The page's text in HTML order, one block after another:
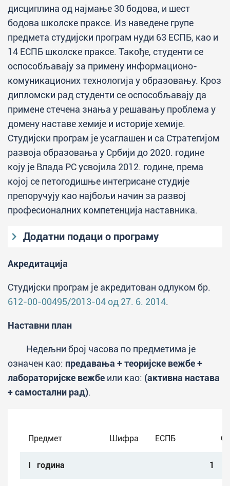
дисциплина од најмање 30 бодова, и шест
бодова школске праксе. Из наведене групе
предмета студијски програм нуди 63 ЕСПБ, као и
14 ЕСПБ школске праксе. Такође, студенти се
оспособљавају за примену информационо-
комуникационих технологија у образовању. Кроз
дипломски рад студенти се оспособљавају да
примене стечена знања у решавању проблема у
домену наставе хемије и историје хемије.
Студијски програм је усаглашен и са Стратегијом
развоја образовања у Србији до 2020. године
коју је Влада РС усвојила 2012. године, према
којој се петогодишње интегрисане студије
препоручују као најбољи начин за развој
професионалних компетенција наставника.
Додатни подаци о програму
Завршено средње образовање у
четворогодишњем трајању и положен
Циљеви студијског програма
интегрисаних академских студија "Настава
хемије":
хемије, физичке хемије, органске
као основе за планирање и обраду
Акредитација
Студијски програм је акредитован одлуком бр.
612-00-00495/2013-04 од 27. 6. 2014.
Наставни план
Недељни број часова по предметима је
означен као: предавања + теоријске вежбе +
лабораторијске вежбе или као: (активна настава
+ самостални рад).
Предмет Шифра ЕСПБ
I година 1